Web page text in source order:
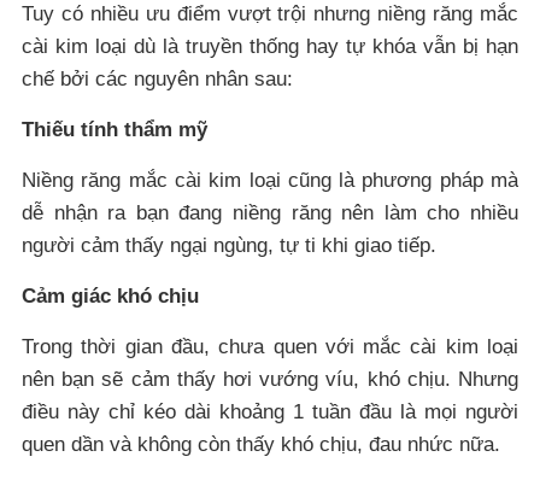
Tuy có nhiều ưu điểm vượt trội nhưng niềng răng mắc
cài kim loại dù là truyền thống hay tự khóa vẫn bị hạn
chế bởi các nguyên nhân sau:
Thiếu tính thẩm mỹ
Niềng răng mắc cài kim loại cũng là phương pháp mà
dễ nhận ra bạn đang niềng răng nên làm cho nhiều
người cảm thấy ngại ngùng, tự ti khi giao tiếp.
Cảm giác khó chịu
Trong thời gian đầu, chưa quen với mắc cài kim loại
nên bạn sẽ cảm thấy hơi vướng víu, khó chịu. Nhưng
điều này chỉ kéo dài khoảng 1 tuần đầu là mọi người
quen dần và không còn thấy khó chịu, đau nhức nữa.